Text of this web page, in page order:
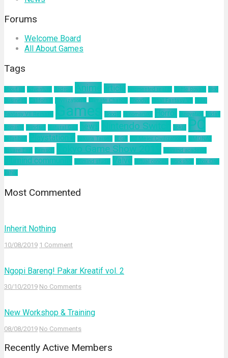
Forums
Welcome Board
All About Games
Tags
about us Adventure Android Anime article augmented reality Battle Royale
blog
business
California Civilization 6 Climate Change Encodya Final Fantasy VII
Fantasy VII Remake Games Google Hinomaruko Horror innovation
kodak
Kominfo
mindset Natural Gas news Nintendo Switch nokia PC
pelatihan Playstation 4 Sakura Taisen SEGA Sid Meier Civilization 6
SIMONAS
Square Enix
Tamsoft Tokyo Game Show 2019 ultimind academy
ultimind community ultimind studio Valve virtual concert workshop
Xbox One
yahoo
Most Commented
Inherit Nothing
10/08/2019 1 Comment
Ngopi Bareng! Pakar Kreatif vol. 2
30/10/2019 No Comments
New Workshop & Training
08/08/2019 No Comments
Recently Active Members